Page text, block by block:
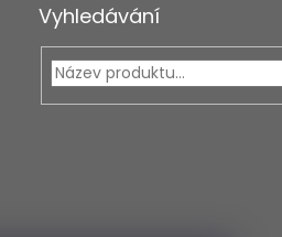
Vyhledávání